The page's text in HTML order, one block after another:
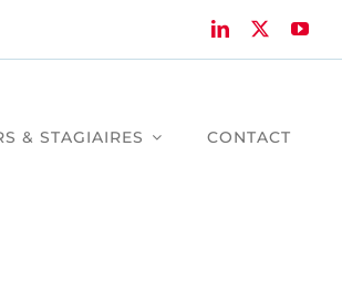
& STAGIAIRES CONTACT